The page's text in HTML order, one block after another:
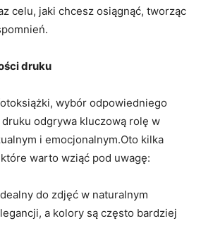
celu, jaki chcesz⁤ osiągnąć, tworząc
druku
wybór odpowiedniego
odgrywa kluczową rolę w
i emocjonalnym.Oto kilka
warto wziąć pod uwagę:
do zdjęć w naturalnym
a kolory są często bardziej